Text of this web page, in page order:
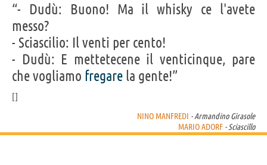
“- Dudù: Buono! Ma il whisky ce l'avete
messo?
- Sciascilio: Il venti per cento!
- Dudù: E mettetecene il venticinque, pare
che vogliamo fregare la gente!”
NINO MANFREDI - Armandino Girasole
MARIO ADORF - Sciascillo